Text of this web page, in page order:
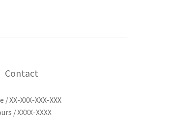
Contact
/ XX-XXX-XXX-XXX
/ XXXX-XXXX